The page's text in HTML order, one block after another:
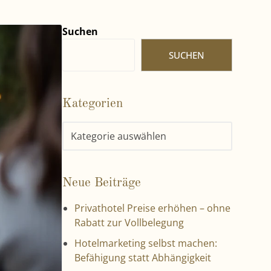
Suchen
SUCHEN
Kategorien
Neue Beiträge
Privathotel Preise erhöhen – ohne
Rabatt zur Vollbelegung
Hotelmarketing selbst machen:
Befähigung statt Abhängigkeit